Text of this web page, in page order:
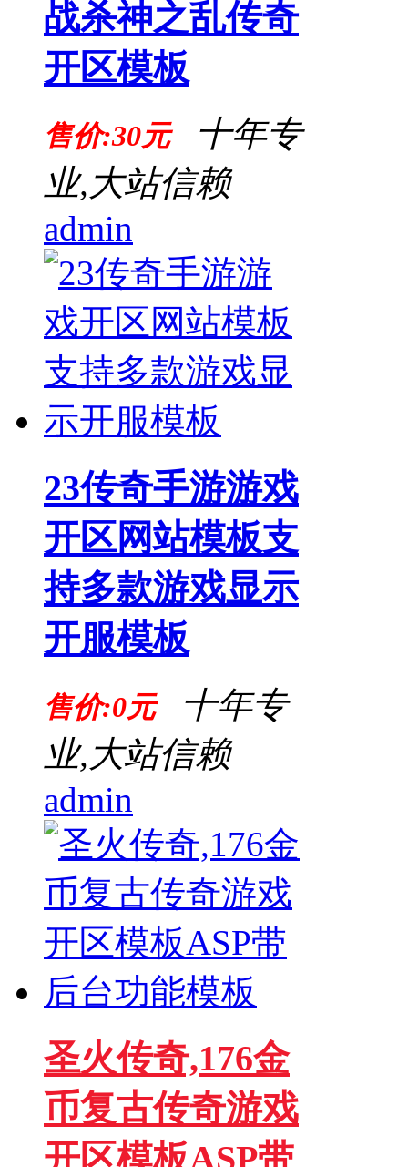
战杀神之乱传奇
开区模板
售价:30元
十年专
业,大站信赖
admin
23传奇手游游戏
开区网站模板支
持多款游戏显示
开服模板
售价:0元
十年专
业,大站信赖
admin
圣火传奇,176金
币复古传奇游戏
开区模板ASP带